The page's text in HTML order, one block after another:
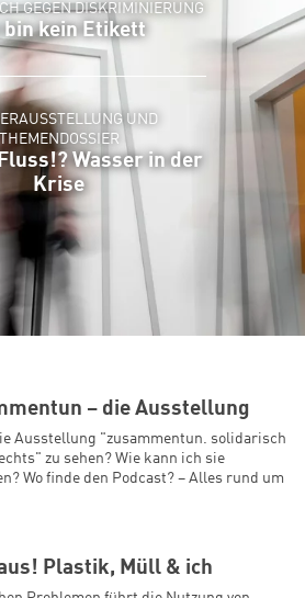
GEGEN DISKRIMINIERUNG
bin kein Etikett
UND
THEMENDOSSIER
Wasser in der
Krise
– die Ausstellung
Ausstellung "zusammentun. solidarisch
zu sehen? Wie kann ich sie
Wo finde den Podcast? – Alles rund um
Plastik, Müll & ich